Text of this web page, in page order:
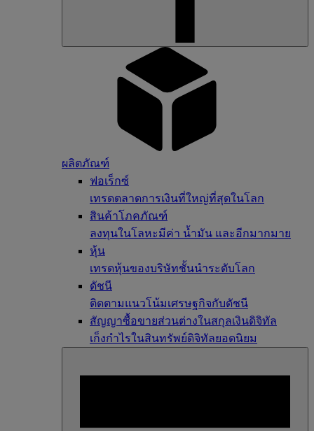
ผลิตภัณฑ์
ฟอเร็กซ์
เทรดตลาดการเงินที่ใหญ่ที่สุดในโลก
สินค้าโภคภัณฑ์
ลงทุนในโลหะมีค่า น้ำมัน และอีกมากมาย
หุ้น
เทรดหุ้นของบริษัทชั้นนำระดับโลก
ดัชนี
ติดตามแนวโน้มเศรษฐกิจกับดัชนี
สัญญาซื้อขายส่วนต่างในสกุลเงินดิจิทัล
เก็งกำไรในสินทรัพย์ดิจิทัลยอดนิยม